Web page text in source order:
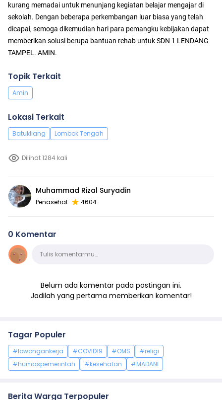
kurang memadai untuk menunjang kegiatan belajar mengajar di
sekolah. Dengan beberapa perkembangan luar biasa yang telah
dicapai, semoga dikemudian hari para pemangku kebijakan dapat
memberikan solusi berupa bantuan rehab untuk SDN 1 LENDANG
TAMPEL. AMIN.
Topik Terkait
Amin
Lokasi Terkait
Batukliang Lombok Tengah
Dilihat 1284 kali
Muhammad Rizal Suryadin
Penasehat 4604
0 Komentar
KomentarTulis komentarmu…
Belum ada komentar pada postingan ini.
Jadilah yang pertama memberikan komentar!
Tagar Populer
#lowongankerja #COVID19 #OMS
#religi
#humaspemerintah
#kesehatan #MADANI
Berita Warga Terpopuler